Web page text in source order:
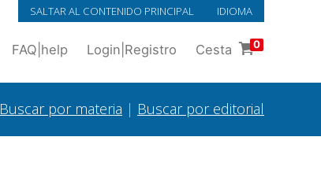
SALTAR AL CONTENIDO PRINCIPAL IDIOMA
FAQ help Login Registro Cesta 0
Buscar por materia | Buscar por editorial